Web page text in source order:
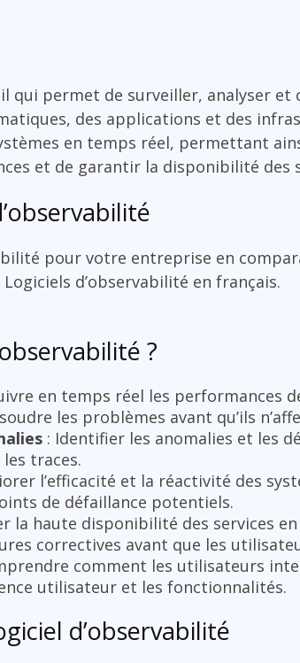
qui permet de surveiller, analyser
des applications et des
en temps réel, permettant
et de garantir la disponibilité des
pour votre entreprise en
d’observabilité en français.
?
en temps réel les performances
les problèmes avant qu’ils
: Identifier les anomalies et les
traces.
l’efficacité et la réactivité des
de défaillance potentiels.
la haute disponibilité des services
correctives avant que les
comment les utilisateurs
utilisateur et les fonctionnalités.
d’observabilité